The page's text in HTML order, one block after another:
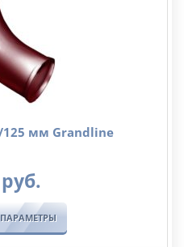
125 мм Grandline
руб.